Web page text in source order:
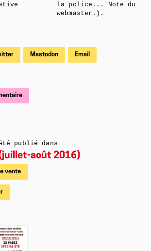
la police... Note du
webmaster.).
Mastodon Email
publié dans
août 2016)
vente